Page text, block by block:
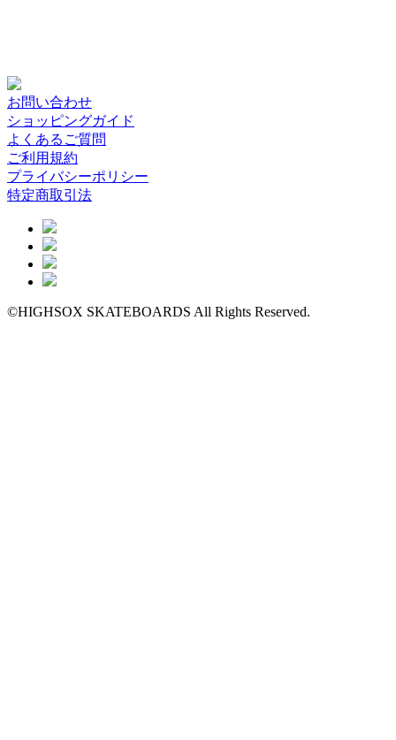
お問い合わせ
ショッピングガイド
よくあるご質問
ご利用規約
プライバシーポリシー
特定商取引法
©HIGHSOX SKATEBOARDS All Rights Reserved.